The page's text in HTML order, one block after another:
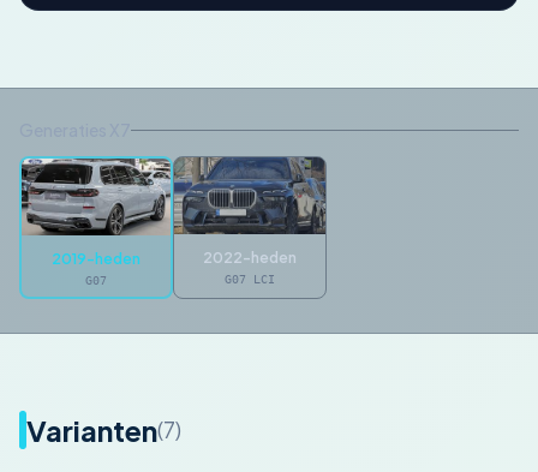
2019-heden
G07
2022-heden
G07 LCI
Varianten(7)